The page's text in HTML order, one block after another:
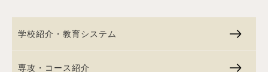
学校紹介・教育システム
専攻・コース紹介